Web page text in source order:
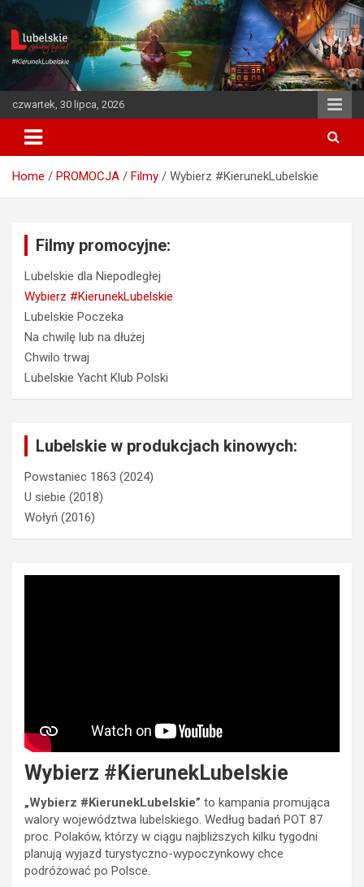
o
n
czwartek, 30 lipca, 2026
Home PROMOCJA Filmy Wybierz #KierunekLubelskie
Filmy promocyjne:
Lubelskie dla Niepodległej
Wybierz #KierunekLubelskie
Lubelskie Poczeka
Na chwilę lub na dłużej
Chwilo trwaj
Lubelskie Yacht Klub Polski
Lubelskie w produkcjach kinowych:
Powstaniec 1863 (2024)
U siebie (2018)
Wołyń (2016)
Wybierz #KierunekLubelskie
„Wybierz #KierunekLubelskie” to kampania promująca
walory województwa lubelskiego. Według badań POT 87
proc. Polaków, którzy w ciągu najbliższych kilku tygodni
planują wyjazd turystyczno-wypoczynkowy chce
podróżować po Polsce.